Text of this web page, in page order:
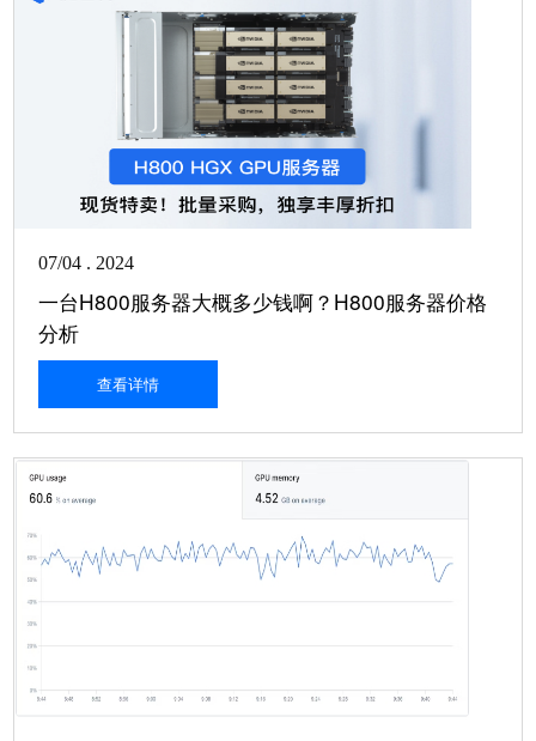
07/04 . 2024
一台H800服务器大概多少钱啊？H800服务器价格
分析
查看详情